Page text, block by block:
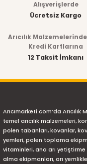
Alışverişlerde
Ücretsiz Kargo
Arıcılık
Kredi Kartlarına
12 Taksit İmkanı
Arıcımarketi.com’da
temel arıcılık malzemeleri,
polen tabanları, kovanlar,
yemleri, polen toplama
vitaminleri, ana arı yetiştirme
alma ekipmanları, arı